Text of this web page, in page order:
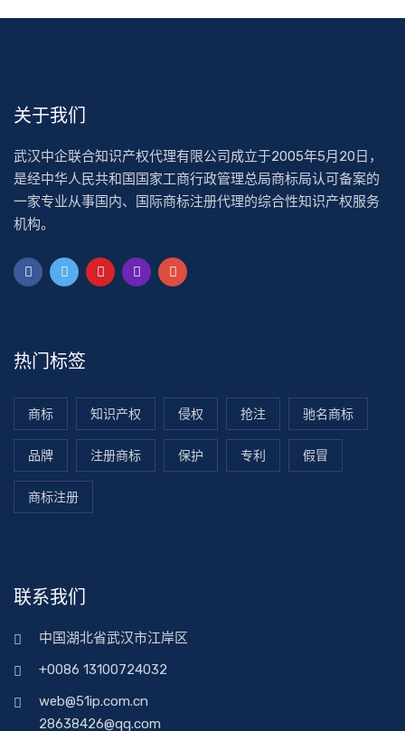
关于我们
武汉中企联合知识产权代理有限公司成立于2005年5月20日，
是经中华人民共和国国家工商行政管理总局商标局认可备案的
一家专业从事国内、国际商标注册代理的综合性知识产权服务
机构。
热门标签
商标 知识产权 侵权 抢注 驰名商标
品牌 注册商标 保护 专利 假冒
商标注册
联系我们
中国湖北省武汉市江岸区
+0086 13100724032
web@51ip.com.cn
28638426@qq.com